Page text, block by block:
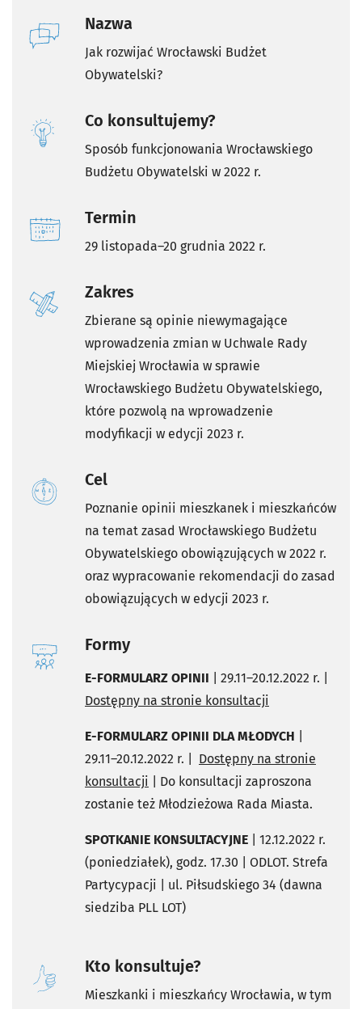
Nazwa
Jak rozwijać Wrocławski Budżet
Obywatelski?
Co konsultujemy?
Sposób funkcjonowania Wrocławskiego
Budżetu Obywatelski w 2022 r.
Termin
29 listopada–20 grudnia 2022 r.
Zakres
Zbierane są opinie niewymagające
wprowadzenia zmian w Uchwale Rady
Miejskiej Wrocławia w sprawie
Wrocławskiego Budżetu Obywatelskiego,
które pozwolą na wprowadzenie
modyfikacji w edycji 2023 r.
Cel
Poznanie opinii mieszkanek i mieszkańców
na temat zasad Wrocławskiego Budżetu
Obywatelskiego obowiązujących w 2022 r.
oraz wypracowanie rekomendacji do zasad
obowiązujących w edycji 2023 r.
Formy
E-FORMULARZ OPINII | 29.11–20.12.2022 r.
Dostępny na stronie konsultacji
E-FORMULARZ OPINII DLA MŁODYCH
29.11–20.12.2022 r.
Dostępny na stronie
konsultacji | Do konsultacji zaproszona
zostanie też Młodzieżowa Rada Miasta.
SPOTKANIE KONSULTACYJNE
| 12.12.2022 r.
(poniedziałek), godz. 17.30 | ODLOT. Strefa
Partycypacji | ul. Piłsudskiego 34 (dawna
siedziba PLL LOT)
Kto konsultuje?
Mieszkanki i mieszkańcy Wrocławia, w tym